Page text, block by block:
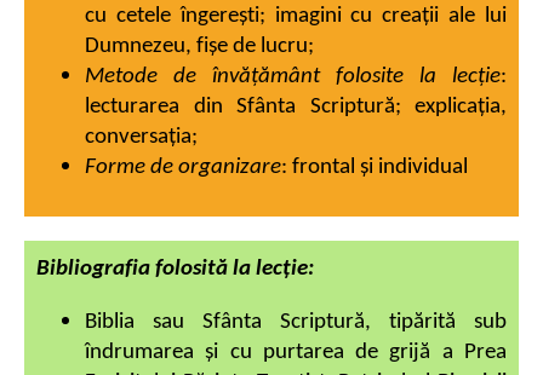
cu cetele îngereşti; imagini cu creaţii ale lui
Dumnezeu, fişe de lucru;
Metode de învăţământ folosite la lecţie:
lecturarea din Sfânta Scriptură; explicaţia,
conversaţia;
Forme de organizare: frontal şi individual
Bibliografia folosită la lecţie:
Biblia sau Sfânta Scriptură, tipărită sub
îndrumarea şi cu purtarea de grijă a Prea